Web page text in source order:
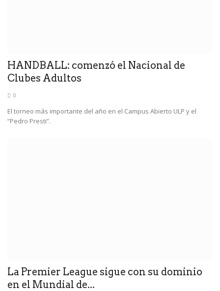
HANDBALL: comenzó el Nacional de
Clubes Adultos
0
El torneo más importante del año en el Campus Abierto ULP y el
“Pedro Presti”.
La Premier League sigue con su dominio
en el Mundial de...